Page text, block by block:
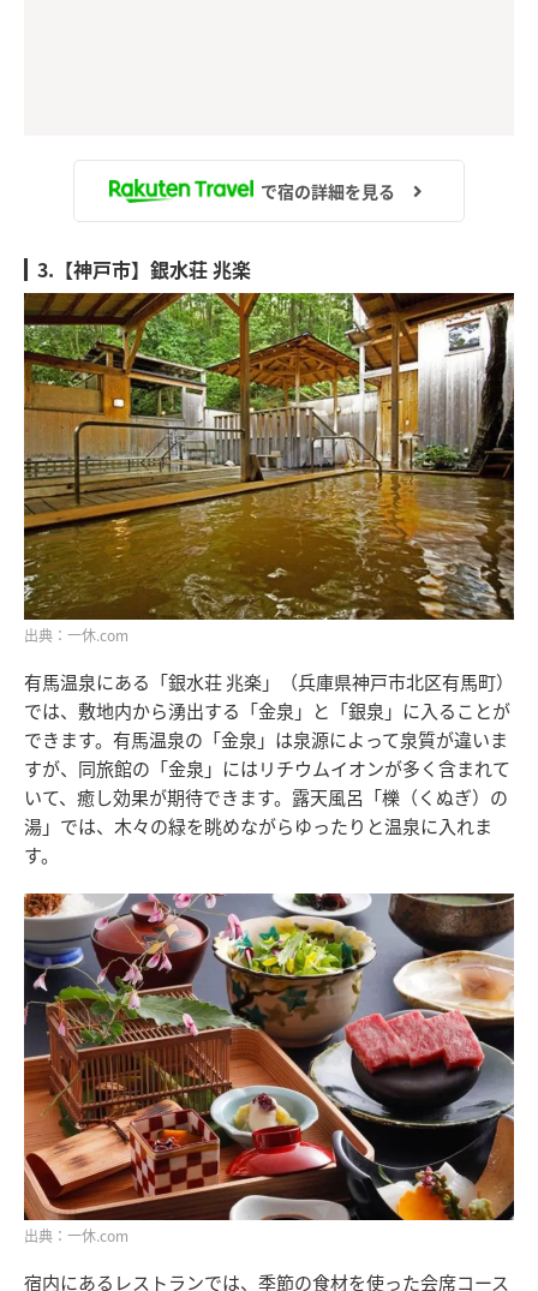
で宿の詳細を見る
3.【神戸市】銀水荘 兆楽
出典：一休.com
有馬温泉にある「銀水荘 兆楽」（兵庫県神戸市北区有馬町）
では、敷地内から湧出する「金泉」と「銀泉」に入ることが
できます。有馬温泉の「金泉」は泉源によって泉質が違いま
すが、同旅館の「金泉」にはリチウムイオンが多く含まれて
いて、癒し効果が期待できます。露天風呂「櫟（くぬぎ）の
湯」では、木々の緑を眺めながらゆったりと温泉に入れま
す。
出典：一休.com
宿内にあるレストランでは、季節の食材を使った会席コース